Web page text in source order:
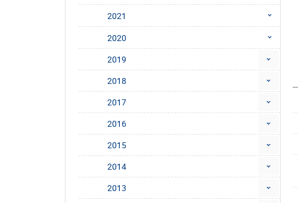
2021
2020
2019
2018
2017
2016
2015
2014
2013